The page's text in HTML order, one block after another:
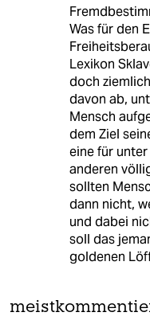
Was für den
Lexikon
doch
davon ab,
Mensch
dem Ziel
eine für
anderen
sollten
dann nicht,
und dabei
soll das
goldenen